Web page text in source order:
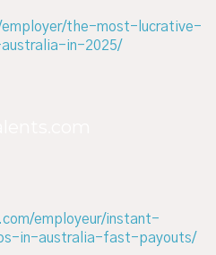
the-most-lucrative-
in-2025/
employeur/instant-
in-australia-fast-payouts/